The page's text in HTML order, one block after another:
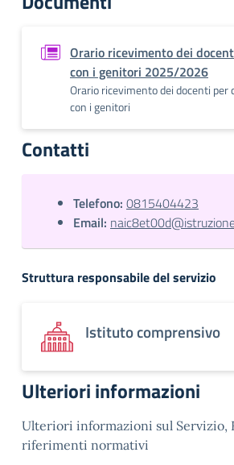
Orario ricevimento dei
con i genitori 2025/2026
Orario ricevimento dei docenti per
con i genitori
Contatti
Telefono: 0815404423
Email:
Struttura responsabile del servizio
Istituto comprensivo
Ulteriori informazioni
Ulteriori informazioni sul Servizio,
riferimenti normativi